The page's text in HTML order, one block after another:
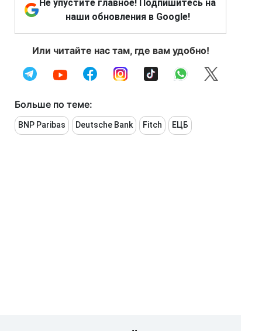
Не упустите главное! Подпишитесь на
наши обновления в Google!
Или читайте нас там, где вам удобно!
Больше по теме:
BNP Paribas Deutsche Bank Fitch ЕЦБ